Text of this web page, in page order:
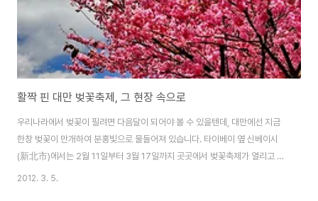
활짝 핀 대만 벚꽃축제, 그 현장 속으로
우리나라에서 벚꽃이 필려면 다음달이 되어야 볼 수 있을텐데, 대만에선 지금
한창 벚꽃이 만개하여 분홍빛으로 물들어져 있습니다. 타이베이 옆 신베이시
(新北市)에서는 2월 11일부터 3월 17일까지 곳곳에서 벚꽃축제가 열리고 있
습니다. 우라이(烏來) / 산즈(三芝) / 단수이(淡水) / 스딩(石碇) / 시즈(汐
2012. 3. 5.